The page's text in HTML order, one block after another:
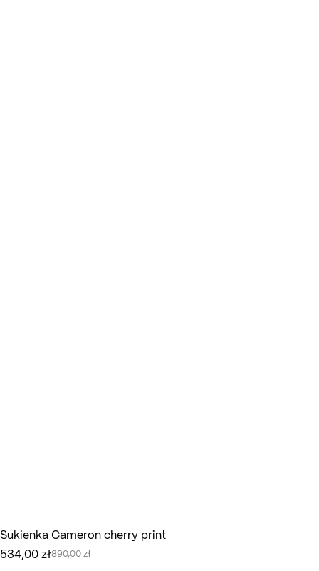
Sukienka Cameron cherry print
890,00zł
Pierwotna
534,00 zł
Aktualna